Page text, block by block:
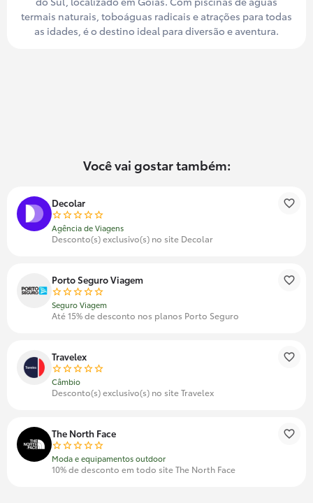
termais naturais, toboáguas radicais e atrações para todas
as idades, é o destino ideal para diversão e aventura.
Você vai gostar também:
Decolar
Agência de Viagens
Desconto(s) exclusivo(s) no site Decolar
Porto Seguro Viagem
Seguro Viagem
Até 15% de desconto nos planos Porto Seguro
Travelex
Câmbio
Desconto(s) exclusivo(s) no site Travelex
The North Face
Moda e equipamentos outdoor
10% de desconto em todo site The North Face